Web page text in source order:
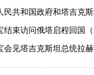
民共和国政府和塔吉克
结束访问俄塔启程回国（
会见塔吉克斯坦总统拉赫